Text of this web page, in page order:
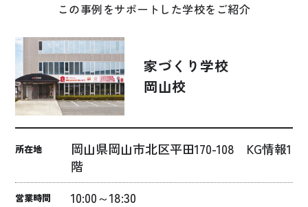
この事例をサポートした学校をご紹介
家づくり学校
岡山校
所在地
岡山県岡山市北区平田170-108 KG情報1
階
営業時間 10:00～18:30